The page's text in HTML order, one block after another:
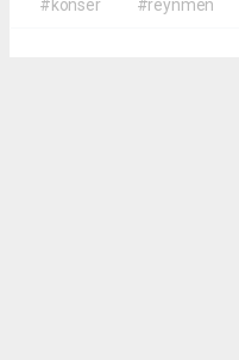
#konser #reynmen